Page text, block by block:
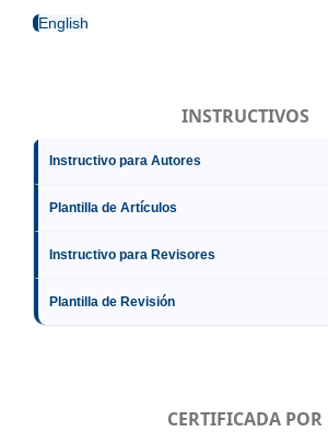
English
INSTRUCTIVOS
Instructivo para Autores
Plantilla de Artículos
Instructivo para Revisores
Plantilla de Revisión
CERTIFICADA POR